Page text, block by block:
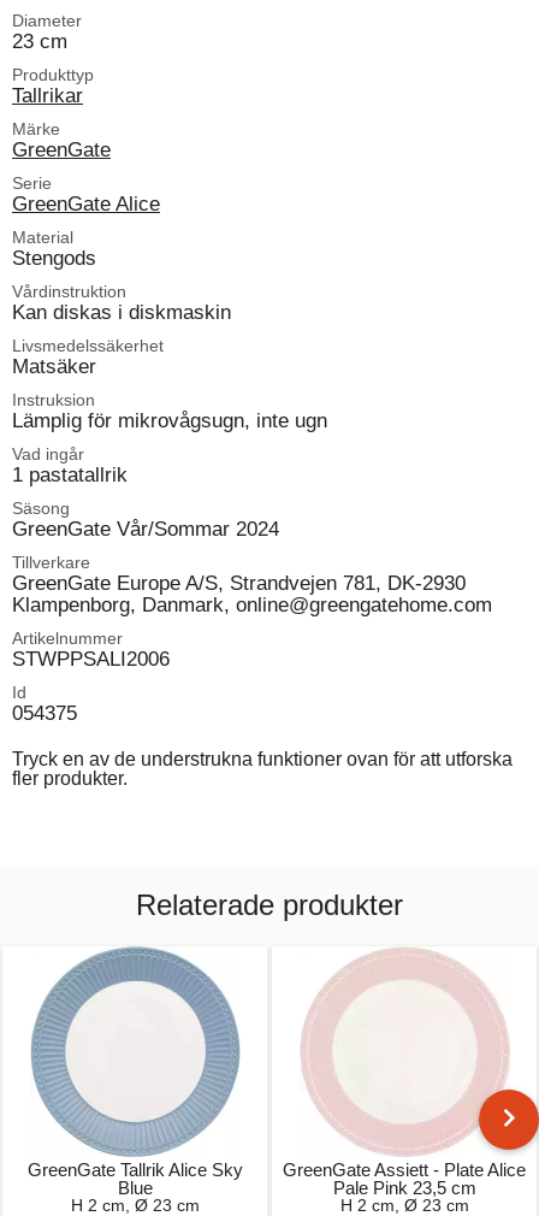
Diameter
23 cm
Produkttyp
Tallrikar
Märke
GreenGate
Serie
GreenGate Alice
Material
Stengods
Vårdinstruktion
Kan diskas i diskmaskin
Livsmedelssäkerhet
Matsäker
Instruksion
Lämplig för mikrovågsugn, inte ugn
Vad ingår
1 pastatallrik
Säsong
GreenGate Vår/Sommar 2024
Tillverkare
GreenGate Europe A/S, Strandvejen 781, DK-2930
Klampenborg, Danmark, online@greengatehome.com
Artikelnummer
STWPPSALI2006
Id
054375
Tryck en av de understrukna funktioner ovan för att utforska
fler produkter.
Relaterade produkter
GreenGate Tallrik Alice Sky
Blue
H 2 cm, Ø 23 cm
GreenGate Assiett - Plate Alice
Pale Pink 23,5 cm
H 2 cm, Ø 23 cm